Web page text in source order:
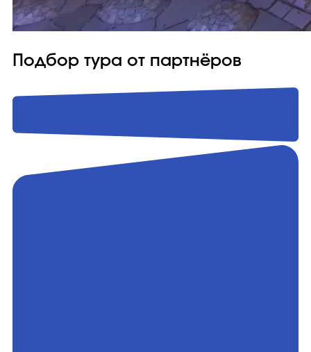
Подбор тура от партнёров